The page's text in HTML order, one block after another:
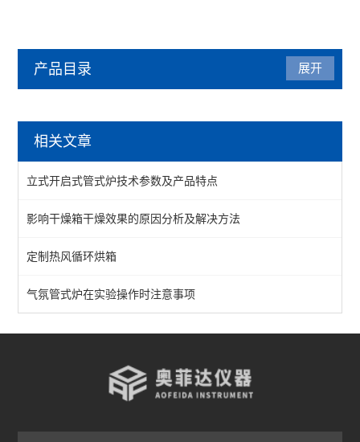
产品目录
陶瓷纤维马弗炉
箱式马弗炉
分体式马弗炉
实验室马弗炉
箱式高温炉
灰分马弗炉
展开
相关文章
立式开启式管式炉技术参数及产品特点
影响干燥箱干燥效果的原因分析及解决方法
定制热风循环烘箱
气氛管式炉在实验操作时注意事项